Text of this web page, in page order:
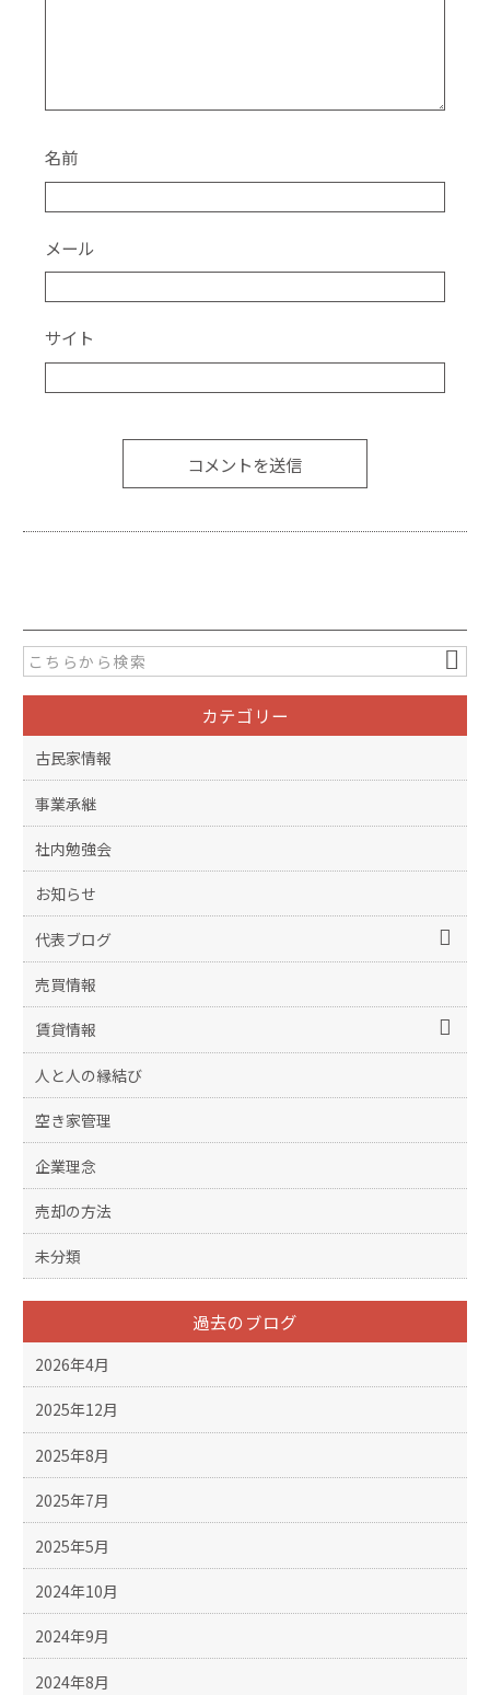
名前
メール
サイト
カテゴリー
古民家情報
事業承継
社内勉強会
お知らせ
代表ブログ
売買情報
賃貸情報
人と人の縁結び
空き家管理
企業理念
売却の方法
未分類
過去のブログ
2026年4月
2025年12月
2025年8月
2025年7月
2025年5月
2024年10月
2024年9月
2024年8月